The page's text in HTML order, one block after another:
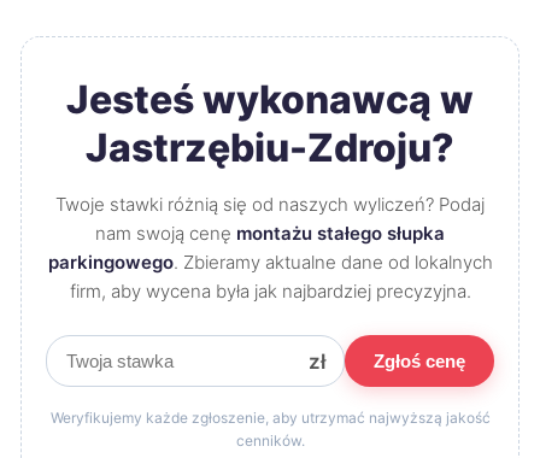
Jesteś wykonawcą w
Jastrzębiu-Zdroju?
Twoje stawki różnią się od naszych wyliczeń? Podaj
nam swoją cenę montażu stałego słupka
parkingowego. Zbieramy aktualne dane od lokalnych
firm, aby wycena była jak najbardziej precyzyjna.
zł Zgłoś cenę
Weryfikujemy każde zgłoszenie, aby utrzymać najwyższą jakość
cenników.